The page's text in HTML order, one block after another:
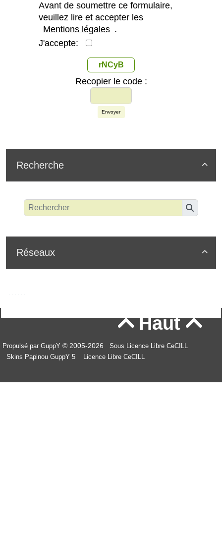
Avant de soumettre ce formulaire,
veuillez lire et accepter les
Mentions légales .
J'accepte:
rNCyB
Recopier le code :
Envoyer

Recherche

Réseaux
Haut
Propulsé par GuppY © 2005-2026
Sous Licence Libre CeCILL
Skins Papinou GuppY 5
Licence Libre CeCILL